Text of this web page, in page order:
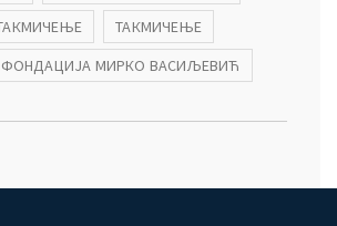
ТАКМИЧЕЊЕ
ФОНДАЦИЈА МИРКО ВАСИЉЕВИЋ